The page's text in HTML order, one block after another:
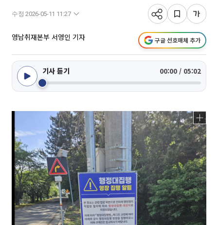
수정 2026-05-11 11:27
영남취재본부 서영인 기자 구글 선호매체 추가
기사 듣기 00:00 / 05:02